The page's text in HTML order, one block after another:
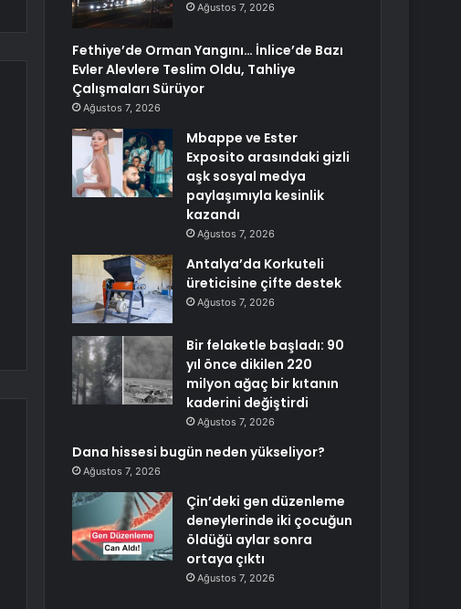
Ağustos 7, 2026
Fethiye’de Orman Yangını… İnlice’de Bazı
Evler Alevlere Teslim Oldu, Tahliye
Çalışmaları Sürüyor
Ağustos 7, 2026
Mbappe ve Ester
Exposito arasındaki gizli
aşk sosyal medya
paylaşımıyla kesinlik
kazandı
Ağustos 7, 2026
Antalya’da Korkuteli
üreticisine çifte destek
Ağustos 7, 2026
Bir felaketle başladı: 90
yıl önce dikilen 220
milyon ağaç bir kıtanın
kaderini değiştirdi
Ağustos 7, 2026
Dana hissesi bugün neden yükseliyor?
Ağustos 7, 2026
Çin’deki gen düzenleme
deneylerinde iki çocuğun
öldüğü aylar sonra
ortaya çıktı
Ağustos 7, 2026